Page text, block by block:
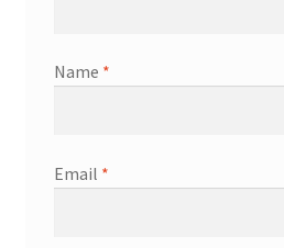
Name *
Email *